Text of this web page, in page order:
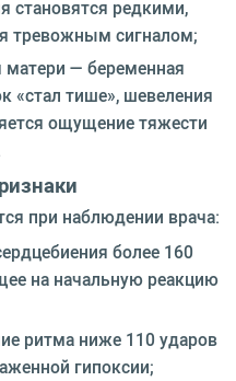
становятся редкими,
тревожным сигналом;
— беременная
«стал тише», шевеления
ощущение тяжести
при наблюдении врача:
более 160
на начальную реакцию
ритма ниже 110 ударов
гипоксии;